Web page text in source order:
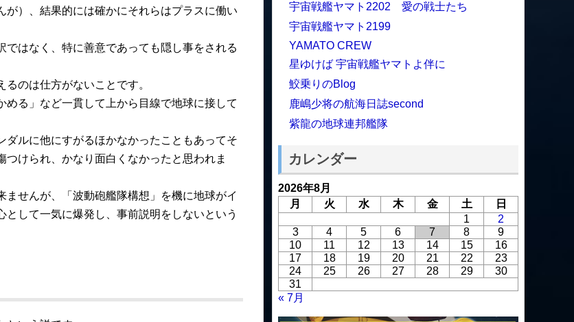
が）、結果的には確かにそれらはプラスに働い
はなく、特に善意であっても隠し事をされる
のは仕方がないことです。
る」など一貫して上から目線で地球に接して
ルに他にすがるほかなかったこともあってそ
けられ、かなり面白くなかったと思われま
せんが、「波動砲艦隊構想」を機に地球がイ
して一気に爆発し、事前説明をしないという
宇宙戦艦ヤマト2202 愛の戦士たち
宇宙戦艦ヤマト2199
YAMATO CREW
星ゆけば 宇宙戦艦ヤマトよ伴に
鮫乗りのBlog
鹿嶋少将の航海日誌second
紫龍の地球連邦艦隊
カレンダー
2026年8月
月
火 水 木 金 土
日
1
2
3
4 5 6 7 8
9
10
11 12 13 14 15
16
17
18 19 20 21 22
23
24
25 26 27 28 29
30
31
« 7月